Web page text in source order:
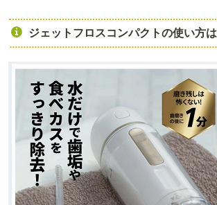
ジェットフロスコンパクトの使い方